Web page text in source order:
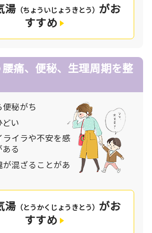
湯 （ちょういじょうきとう） がお
すすめ
痛、便秘、生理周期を整
秘がち
い
ライラや不安を感
る
混ざることがあ
湯 （とうかくじょうきとう） がお
すすめ